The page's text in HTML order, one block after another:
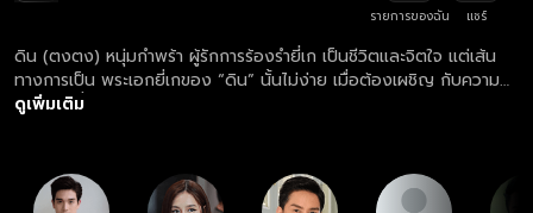
รายการของฉัน
แชร์
ดิน (ตงตง) หนุ่มกำพร้า ผู้รักการร้องรำยี่เก เป็นชีวิตและจิตใจ แต่เส้น
ทางการเป็น พระเอกยี่เกของ “ดิน” นั้นไม่ง่าย เมื่อต้องเผชิญ กับความ
น้อยเนื้อต่ำใจในชีวิต ที่ถูกคนดูแคลน ทำให้ ดินเกิดความทะเยอทะยาน
คอยสนับสนุนทุกย่างก้าวในชีวิต จน “ดิน” ได้ก้าวขึ้นเป็น พระเอกยี่เกรูป
งาม ที่ตกเป็นที่หมายปองของสาวหลายคน
ดูเพิ่มเติม